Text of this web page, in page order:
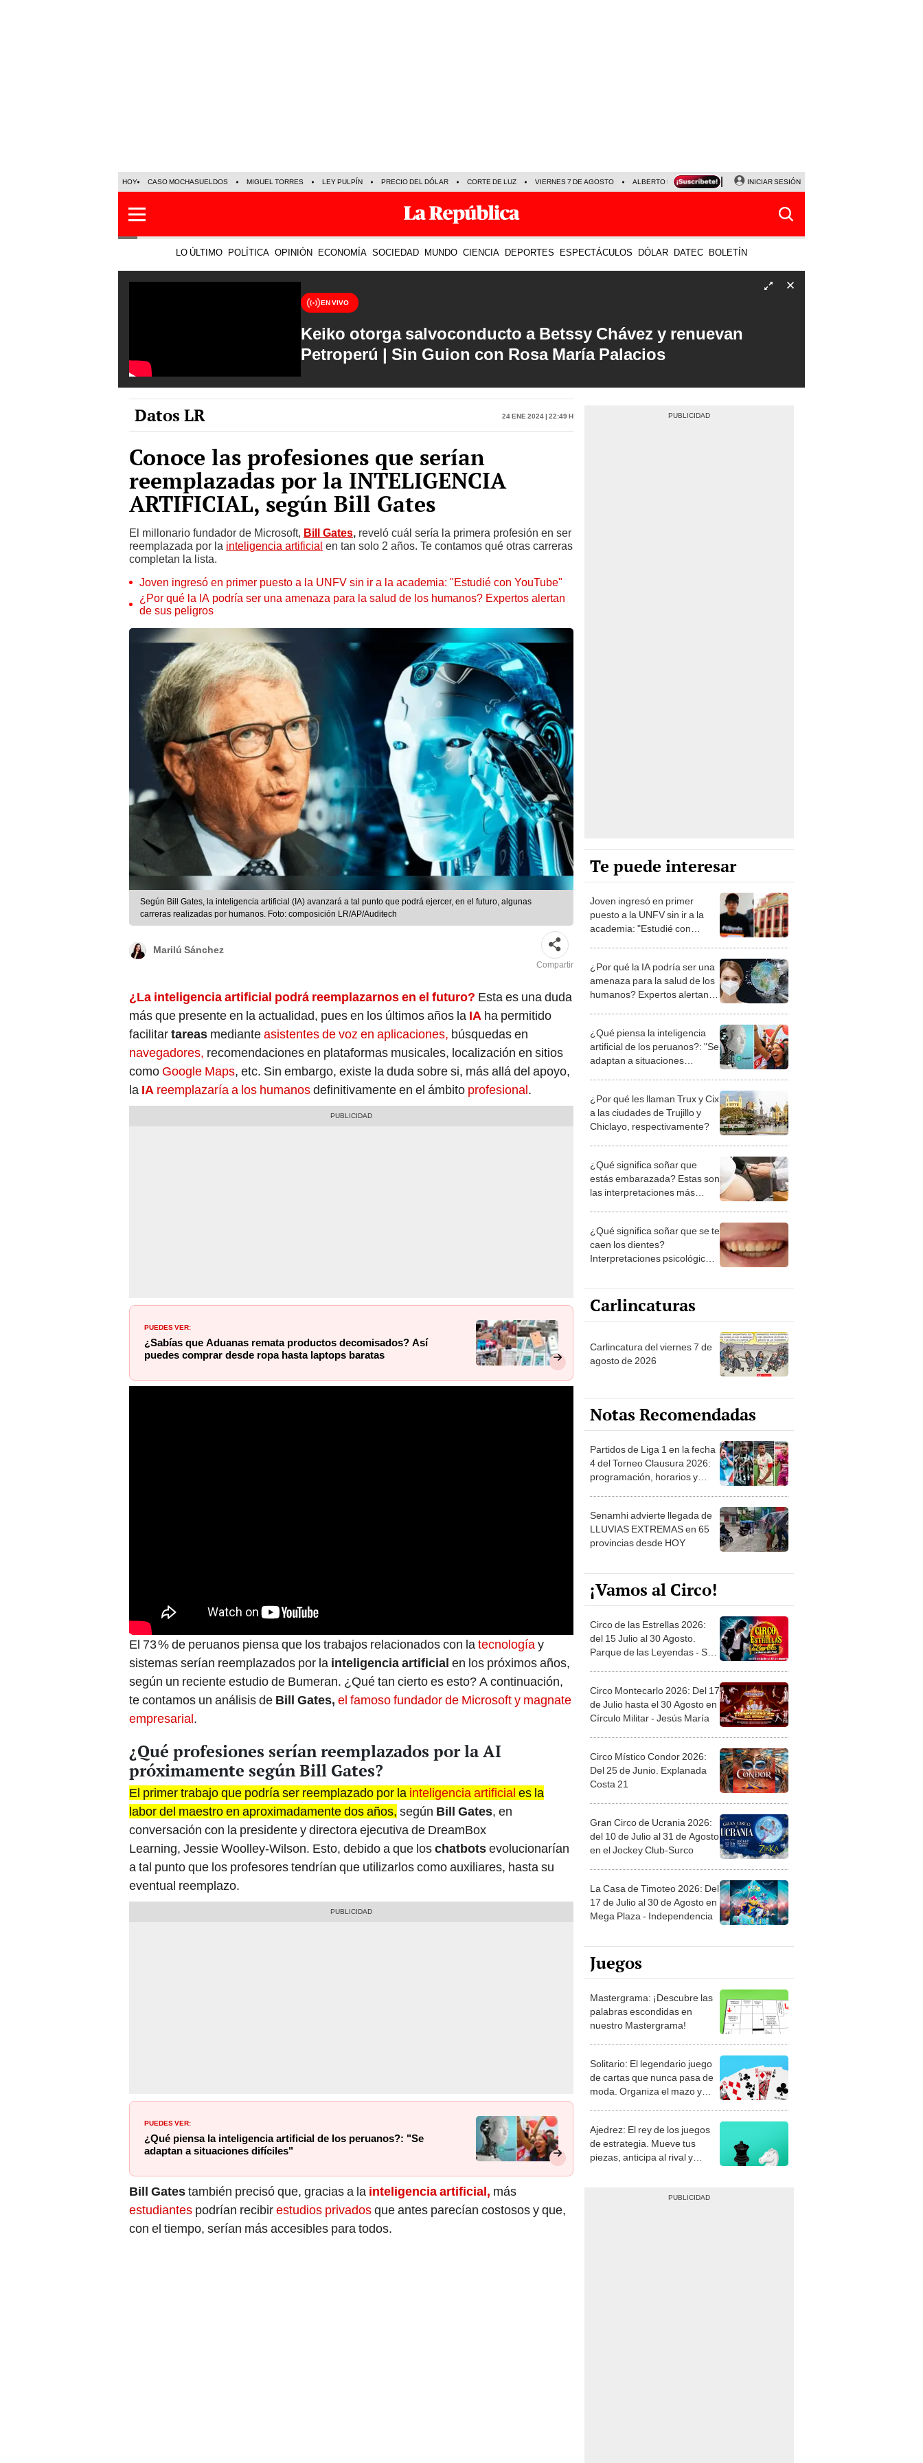
HOY CASO MOCHASUELDOS MIGUEL TORRES LEY PULPÍN PRECIO DEL DÓLAR CORTE DE LUZ VIERNES 7 DE AGOSTO ALBERTO BENAVIDES NALDY SALDAÑA
INICIAR SESIÓN
LO ÚLTIMO POLÍTICA OPINIÓN ECONOMÍA SOCIEDAD MUNDO CIENCIA DEPORTES ESPECTÁCULOS DÓLAR DATEC BOLETÍN
EN VIVO
Keiko otorga salvoconducto a Betssy Chávez y renuevan
Petroperú | Sin Guion con Rosa María Palacios
Datos LR 24 Ene 2024 | 22:49 h
Conoce las profesiones que serían
reemplazadas por la INTELIGENCIA
ARTIFICIAL, según Bill Gates
El millonario fundador de Microsoft, Bill Gates, reveló cuál sería la primera profesión en ser
reemplazada por la inteligencia artificial en tan solo 2 años. Te contamos qué otras carreras
completan la lista.
Joven ingresó en primer puesto a la UNFV sin ir a la academia: "Estudié con YouTube"
¿Por qué la IA podría ser una amenaza para la salud de los humanos? Expertos alertan
de sus peligros
Según Bill Gates, la inteligencia artificial (IA) avanzará a tal punto que podrá ejercer, en el futuro, algunas
carreras realizadas por humanos. Foto: composición LR/AP/Auditech
Marilú Sánchez
Compartir
¿La inteligencia artificial podrá reemplazarnos en el futuro? Esta es una duda
más que presente en la actualidad, pues en los últimos años la IA ha permitido
facilitartareas medianteasistentes de voz en aplicaciones, búsquedas en
navegadores, recomendaciones en plataformas musicales, localización en sitios
como Google Maps, etc. Sin embargo, existe la duda sobre si, más allá del apoyo,
la IA reemplazaría a los humanosdefinitivamente en el ámbito profesional.
PUEDES VER:
¿Sabías que Aduanas remata productos decomisados? Así
puedes comprar desde ropa hasta laptops baratas
El 73 % de peruanos piensa que los trabajos relacionados con la tecnologíay
sistemas serían reemplazados por la inteligencia artificial en los próximos años,
según un reciente estudio de Bumeran. ¿Qué tan cierto es esto? A continuación,
te contamos un análisis de Bill Gates, el famoso fundador de Microsoft y magnate
empresarial.
¿Qué profesiones serían reemplazados por la AI
próximamente según Bill Gates?
El primer trabajo que podría ser reemplazado por la inteligencia artificial es la
labor del maestro en aproximadamente dos años, según Bill Gates, en
conversación con la presidente y directora ejecutiva de DreamBox
Learning, Jessie Woolley-Wilson. Esto, debido a que loschatbotsevolucionarían
a tal punto que los profesores tendrían que utilizarlos como auxiliares, hasta su
eventual reemplazo.
PUEDES VER:
¿Qué piensa la inteligencia artificial de los peruanos?: "Se
adaptan a situaciones difíciles"
Bill Gatestambién precisó que, gracias a la inteligencia artificial, más
estudiantes podrían recibirestudios privadosque antes parecían costosos y que,
con el tiempo, serían más accesibles para todos.
Te puede interesar
Joven ingresó en primer
puesto a la UNFV sin ir a la
academia: "Estudié con
¿Por qué la IA podría ser una
amenaza para la salud de los
humanos? Expertos alertan
¿Qué piensa la inteligencia
artificial de los peruanos?: "Se
adaptan a situaciones
¿Por qué les llaman Trux y Cix
a las ciudades de Trujillo y
Chiclayo, respectivamente?
¿Qué significa soñar que
estás embarazada? Estas son
las interpretaciones más
¿Qué significa soñar que se te
caen los dientes?
Interpretaciones psicológicas
Carlincaturas
Carlincatura del viernes 7 de
agosto de 2026
Notas Recomendadas
Partidos de Liga 1 en la fecha
4 del Torneo Clausura 2026:
programación, horarios y
Senamhi advierte llegada de
LLUVIAS EXTREMAS en 65
provincias desde HOY
¡Vamos al Circo!
Circo de las Estrellas 2026:
del 15 Julio al 30 Agosto.
Parque de las Leyendas - San
Circo Montecarlo 2026: Del 17
de Julio hasta el 30 Agosto en
Círculo Militar - Jesús María
Circo Místico Condor 2026:
Del 25 de Junio. Explanada
Costa 21
Gran Circo de Ucrania 2026:
del 10 de Julio al 31 de Agosto
en el Jockey Club-Surco
La Casa de Timoteo 2026: Del
17 de Julio al 30 de Agosto en
Mega Plaza - Independencia
Juegos
Mastergrama: ¡Descubre las
palabras escondidas en
nuestro Mastergrama!
Solitario: El legendario juego
de cartas que nunca pasa de
moda. Organiza el mazo y
Ajedrez: El rey de los juegos
de estrategia. Mueve tus
piezas, anticipa al rival y